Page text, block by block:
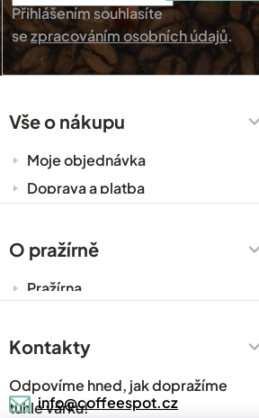
Přihlášením souhlasíte
sezpracováním osobních údajů.
Vše o nákupu
Moje objednávka
Doprava a platba
Zakázková výroba
Ochrana osobních údajů
O pražírně
Pražírna
Prodejny
Kávový slovník
Kontakty
Odpovíme hned, jak dopražíme
tuhle várku!
info@coffeespot.cz